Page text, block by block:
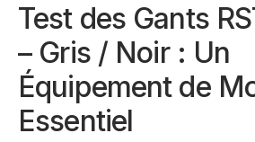
Test des Gants
– Gris / Noir : Un
Équipement de
Essentiel